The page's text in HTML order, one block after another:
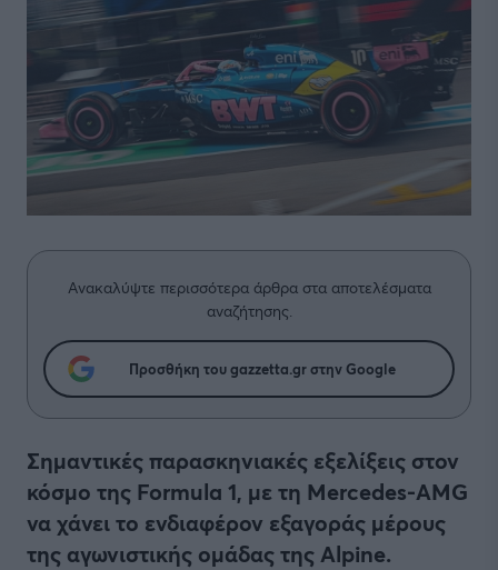
Ανακαλύψτε περισσότερα άρθρα στα αποτελέσματα
αναζήτησης.
Προσθήκη του gazzetta.gr στην Google
Σημαντικές παρασκηνιακές εξελίξεις στον
κόσμο της Formula 1, με τη Mercedes-AMG
να χάνει το ενδιαφέρον εξαγοράς μέρους
της αγωνιστικής ομάδας της Alpine.